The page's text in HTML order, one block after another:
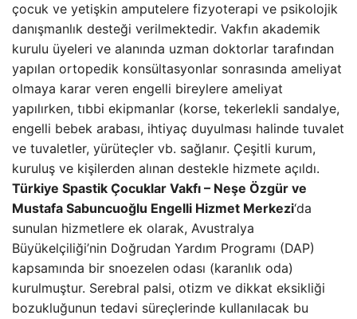
çocuk ve yetişkin amputelere fizyoterapi ve psikolojik
danışmanlık desteği verilmektedir. Vakfın akademik
kurulu üyeleri ve alanında uzman doktorlar tarafından
yapılan ortopedik konsültasyonlar sonrasında ameliyat
olmaya karar veren engelli bireylere ameliyat
yapılırken, tıbbi ekipmanlar (korse, tekerlekli sandalye,
engelli bebek arabası, ihtiyaç duyulması halinde tuvalet
ve tuvaletler, yürüteçler vb. sağlanır. Çeşitli kurum,
kuruluş ve kişilerden alınan destekle hizmete açıldı.
Türkiye Spastik Çocuklar Vakfı – Neşe Özgür ve
Mustafa Sabuncuoğlu Engelli Hizmet Merkezi‘da
sunulan hizmetlere ek olarak, Avustralya
Büyükelçiliği’nin Doğrudan Yardım Programı (DAP)
kapsamında bir snoezelen odası (karanlık oda)
kurulmuştur. Serebral palsi, otizm ve dikkat eksikliği
bozukluğunun tedavi süreçlerinde kullanılacak bu